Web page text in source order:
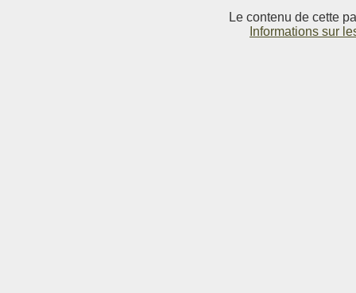
Le contenu de cette
Informations sur